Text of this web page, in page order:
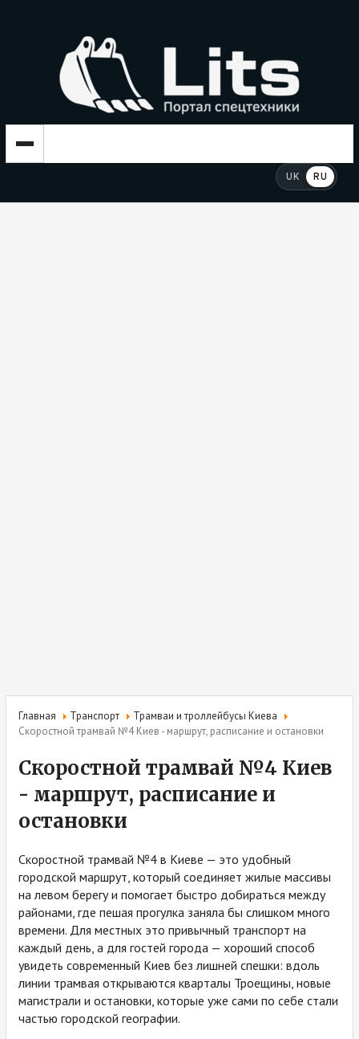
UK RU
Главная Транспорт
Трамваи и троллейбусы Киева
Скоростной трамвай №4 Киев - маршрут, расписание и остановки
Скоростной трамвай №4 Киев
- маршрут, расписание и
остановки
Скоростной трамвай №4 в Киеве — это удобный
городской маршрут, который соединяет жилые массивы
на левом берегу и помогает быстро добираться между
районами, где пешая прогулка заняла бы слишком много
времени. Для местных это привычный транспорт на
каждый день, а для гостей города — хороший способ
увидеть современный Киев без лишней спешки: вдоль
линии трамвая открываются кварталы Троещины, новые
магистрали и остановки, которые уже сами по себе стали
частью городской географии.